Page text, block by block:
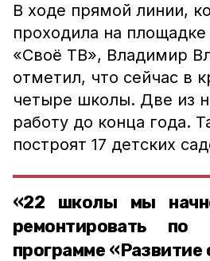
В ходе прямой линии,
проходила на
«Своё ТВ», Владимир
отметил, что сейчас в
четыре школы. Две из
работу до конца года.
построят 17 детских
«22 школы мы
ремонтировать по
программе «Развитие